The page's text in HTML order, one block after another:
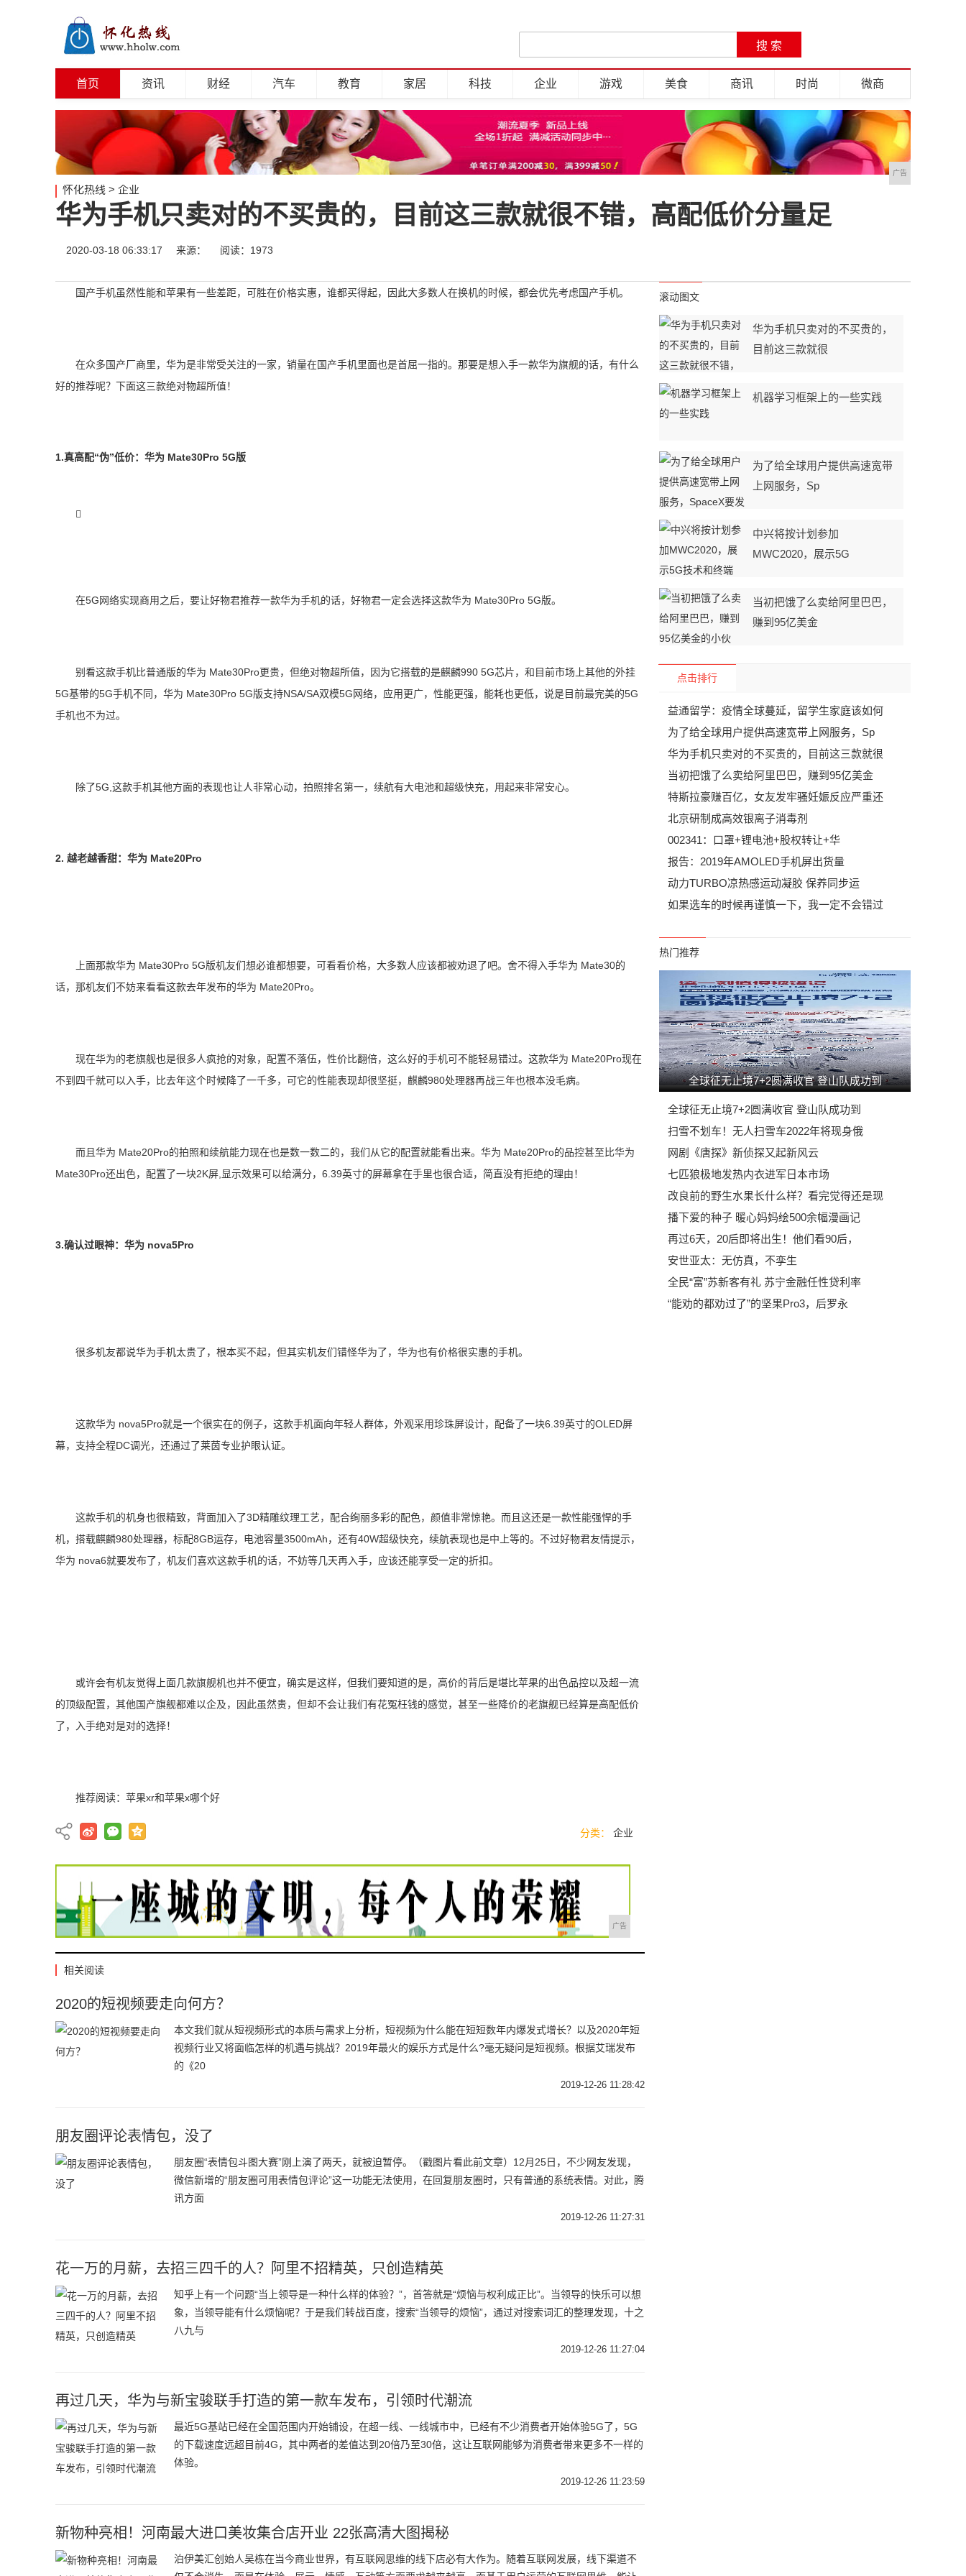
首页 资讯 财经 汽车 教育 家居 科技 企业 游戏 美食 商讯 时尚 微商
广告
怀化热线 > 企业
华为手机只卖对的不买贵的，目前这三款就很不错，高配低价分量足
2020-03-18 06:33:17 来源： 阅读：1973
国产手机虽然性能和苹果有一些差距，可胜在价格实惠，谁都买得起，因此大多数人在换机的时候，都会优先考虑国产手机。
在众多国产厂商里，华为是非常受关注的一家，销量在国产手机里面也是首屈一指的。那要是想入手一款华为旗舰的话，有什么
好的推荐呢？下面这三款绝对物超所值！
1.真高配“伪”低价：华为 Mate30Pro 5G版

在5G网络实现商用之后，要让好物君推荐一款华为手机的话，好物君一定会选择这款华为 Mate30Pro 5G版。
别看这款手机比普通版的华为 Mate30Pro更贵，但绝对物超所值，因为它搭载的是麒麟990 5G芯片，和目前市场上其他的外挂
5G基带的5G手机不同，华为 Mate30Pro 5G版支持NSA/SA双模5G网络，应用更广，性能更强，能耗也更低，说是目前最完美的5G
手机也不为过。
除了5G,这款手机其他方面的表现也让人非常心动，拍照排名第一，续航有大电池和超级快充，用起来非常安心。
2. 越老越香甜：华为 Mate20Pro
上面那款华为 Mate30Pro 5G版机友们想必谁都想要，可看看价格，大多数人应该都被劝退了吧。舍不得入手华为 Mate30的
话，那机友们不妨来看看这款去年发布的华为 Mate20Pro。
现在华为的老旗舰也是很多人疯抢的对象，配置不落伍，性价比翻倍，这么好的手机可不能轻易错过。这款华为 Mate20Pro现在
不到四千就可以入手，比去年这个时候降了一千多，可它的性能表现却很坚挺，麒麟980处理器再战三年也根本没毛病。
而且华为 Mate20Pro的拍照和续航能力现在也是数一数二的，我们从它的配置就能看出来。华为 Mate20Pro的品控甚至比华为
Mate30Pro还出色，配置了一块2K屏,显示效果可以给满分，6.39英寸的屏幕拿在手里也很合适，简直没有拒绝的理由！
3.确认过眼神：华为 nova5Pro
很多机友都说华为手机太贵了，根本买不起，但其实机友们错怪华为了，华为也有价格很实惠的手机。
这款华为 nova5Pro就是一个很实在的例子，这款手机面向年轻人群体，外观采用珍珠屏设计，配备了一块6.39英寸的OLED屏
幕，支持全程DC调光，还通过了莱茵专业护眼认证。
这款手机的机身也很精致，背面加入了3D精雕纹理工艺，配合绚丽多彩的配色，颜值非常惊艳。而且这还是一款性能强悍的手
机，搭载麒麟980处理器，标配8GB运存，电池容量3500mAh，还有40W超级快充，续航表现也是中上等的。不过好物君友情提示，
华为 nova6就要发布了，机友们喜欢这款手机的话，不妨等几天再入手，应该还能享受一定的折扣。
或许会有机友觉得上面几款旗舰机也并不便宜，确实是这样，但我们要知道的是，高价的背后是堪比苹果的出色品控以及超一流
的顶级配置，其他国产旗舰都难以企及，因此虽然贵，但却不会让我们有花冤枉钱的感觉，甚至一些降价的老旗舰已经算是高配低价
了，入手绝对是对的选择！
推荐阅读： 苹果xr和苹果x哪个好
分类： 企业
广告
相关阅读
2020的短视频要走向何方？
本文我们就从短视频形式的本质与需求上分析，短视频为什么能在短短数年内爆发式增长？以及2020年短
视频行业又将面临怎样的机遇与挑战？2019年最火的娱乐方式是什么?毫无疑问是短视频。根据艾瑞发布
的《20
2019-12-26 11:28:42
朋友圈评论表情包，没了
朋友圈“表情包斗图大赛”刚上演了两天，就被迫暂停。（戳图片看此前文章）12月25日，不少网友发现，
微信新增的“朋友圈可用表情包评论”这一功能无法使用，在回复朋友圈时，只有普通的系统表情。对此，腾
讯方面
2019-12-26 11:27:31
花一万的月薪，去招三四千的人？阿里不招精英，只创造精英
知乎上有一个问题“当上领导是一种什么样的体验？”，首答就是“烦恼与权利成正比”。当领导的快乐可以想
象，当领导能有什么烦恼呢？于是我们转战百度，搜索“当领导的烦恼”，通过对搜索词汇的整理发现，十之
八九与
2019-12-26 11:27:04
再过几天，华为与新宝骏联手打造的第一款车发布，引领时代潮流
最近5G基站已经在全国范围内开始铺设，在超一线、一线城市中，已经有不少消费者开始体验5G了，5G
的下载速度远超目前4G，其中两者的差值达到20倍乃至30倍，这让互联网能够为消费者带来更多不一样的
体验。
2019-12-26 11:23:59
新物种亮相！河南最大进口美妆集合店开业 22张高清大图揭秘
泊伊美汇创始人吴栋在当今商业世界，有互联网思维的线下店必有大作为。随着互联网发展，线下渠道不
滚动图文
华为手机只卖对的不买贵的，
目前这三款就很
机器学习框架上的一些实践
为了给全球用户提供高速宽带
上网服务，Sp
中兴将按计划参加
MWC2020，展示5G
当初把饿了么卖给阿里巴巴，
赚到95亿美金
点击排行
益通留学：疫情全球蔓延，留学生家庭该如何
为了给全球用户提供高速宽带上网服务，Sp
华为手机只卖对的不买贵的，目前这三款就很
当初把饿了么卖给阿里巴巴，赚到95亿美金
特斯拉豪赚百亿，女友发牢骚妊娠反应严重还
北京研制成高效银离子消毒剂
002341：口罩+锂电池+股权转让+华
报告：2019年AMOLED手机屏出货量
动力TURBO凉热感运动凝胶 保养同步运
如果选车的时候再谨慎一下，我一定不会错过
热门推荐
全球征无止境7+2圆满收官 登山队成功到
全球征无止境7+2圆满收官 登山队成功到
扫雪不划车！无人扫雪车2022年将现身俄
网剧《唐探》新侦探又起新风云
七匹狼极地发热内衣进军日本市场
改良前的野生水果长什么样？看完觉得还是现
播下爱的种子 暖心妈妈绘500余幅漫画记
再过6天，20后即将出生！他们看90后，
安世亚太：无仿真，不孪生
全民“富”苏新客有礼 苏宁金融任性贷利率
“能劝的都劝过了”的坚果Pro3，后罗永